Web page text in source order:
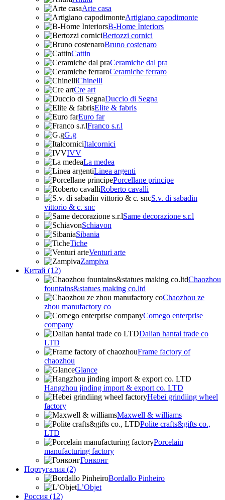
Arte casa
Artigiano capodimonte
B-Home Interiors
Bertozzi cornici
Bruno costenaro
Cattin
Ceramiche dal pra
Ceramiche ferraro
Chinelli
Cre art
Duccio di Segna
Elite & fabris
Euro far
Franco s.r.l
G.g
Italcornici
IVV
La medea
Linea argenti
Porcellane principe
Roberto cavalli
S.v. di sabadin
vittorio & c. snc
Same decorazione s.r.l
Schiavon
Sibania
Tiche
Venturi arte
Zampiva
Китай (12)
Chaozhou
fountains&statues making co.ltd
Chaozhou ze
zhou manufactory co
Comego enterprise
company
Dalian hantai trade co
LTD
Frame factory of
chaozhou
Glance
Hangzhou jinding import & export co. LTD
Hebei grindiing wheel
factory
Maxwell & williams
Polite crafts&gifts co.,
LTD
Porcelain
manufacturing factory
Гонконг
Португалия (2)
Bordallo Pinheiro
L’Objet
Россия (12)